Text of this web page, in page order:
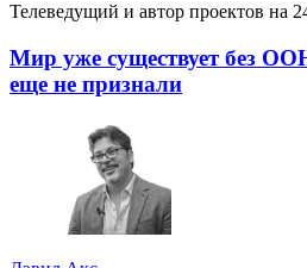
Телеведущий и автор проектов на
Мир уже существует без
еще не признали